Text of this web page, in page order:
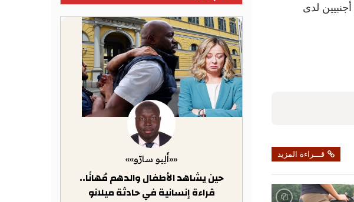
الموصل وقباني وحلب، وأن كانتلي ما بين 4 رهائن أجنبيين لدى
قـــراءة المزيد ««أَلِيو سارّو»»
حين يشاهد الأطفال والدهم مُهانًا..
قراءة إنسانية في حادثة ميلانو